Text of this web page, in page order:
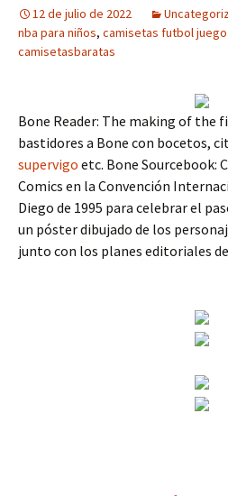
12 de julio de 2022
nba para niños, camisetas futbol
camisetasbaratas
Bone Reader: The making of the
bastidores a Bone con bocetos,
supervigo etc. Bone Sourcebook:
Comics en la Convención
Diego de 1995 para celebrar el
un póster dibujado de los
junto con los planes editoriales